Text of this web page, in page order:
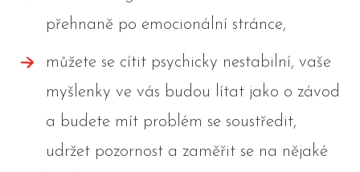
přehnaně po emocionální stránce,
můžete se cítit psychicky nestabilní, vaše
myšlenky ve vás budou lítat jako o závod
a budete mít problém se soustředit,
udržet pozornost a zaměřit se na nějaké